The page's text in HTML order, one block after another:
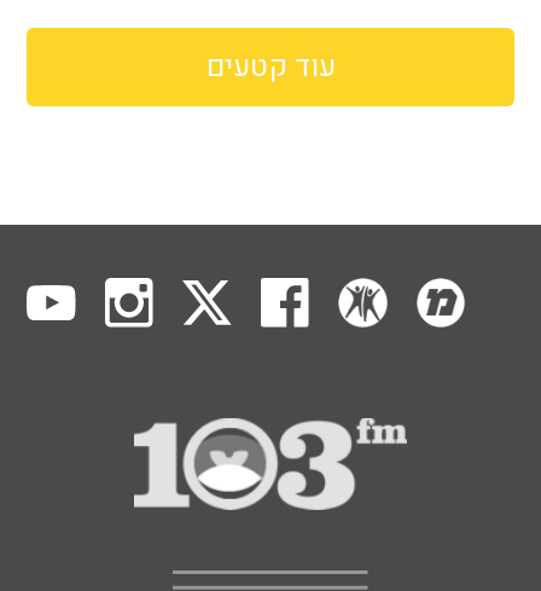
עוד קטעים